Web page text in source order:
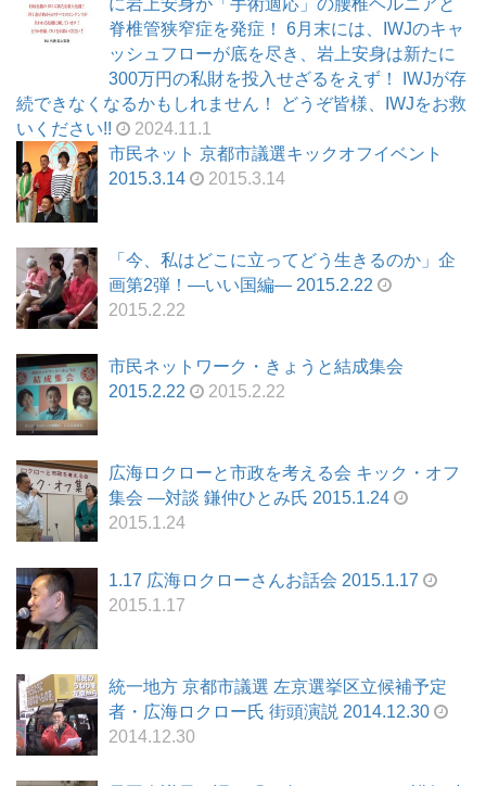
脊椎管狭窄症を発症！ 6月末には、IWJのキャ
ッシュフローが底を尽き、岩上安身は新たに
300万円の私財を投入せざるをえず！ IWJが存
続できなくなるかもしれません！ どうぞ皆様、IWJをお救
いください!!
2024.11.1
市民ネット 京都市議選キックオフイベント
2015.3.14
2015.3.14
「今、私はどこに立ってどう生きるのか」企
画第2弾！—いい国編— 2015.2.22
2015.2.22
市民ネットワーク・きょうと結成集会
2015.2.22
2015.2.22
広海ロクローと市政を考える会 キック・オフ
集会 ―対談 鎌仲ひとみ氏 2015.1.24
2015.1.24
1.17 広海ロクローさんお話会 2015.1.17
2015.1.17
統一地方 京都市議選 左京選挙区立候補予定
者・広海ロクロー氏 街頭演説 2014.12.30
2014.12.30